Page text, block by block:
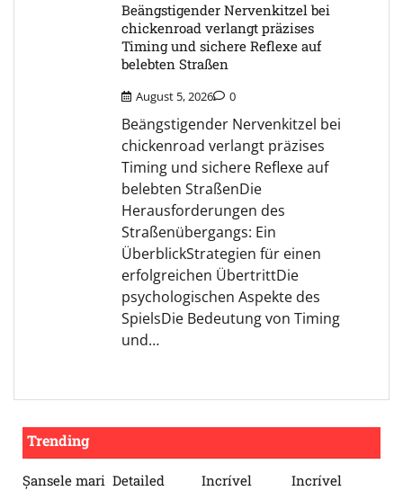
Beängstigender Nervenkitzel bei
chickenroad verlangt präzises
Timing und sichere Reflexe auf
belebten Straßen
August 5, 2026 0
Beängstigender Nervenkitzel bei
chickenroad verlangt präzises
Timing und sichere Reflexe auf
belebten StraßenDie
Herausforderungen des
Straßenübergangs: Ein
ÜberblickStrategien für einen
erfolgreichen ÜbertrittDie
psychologischen Aspekte des
SpielsDie Bedeutung von Timing
und…
Trending
Șansele mari Detailed
Incrível
Incrível